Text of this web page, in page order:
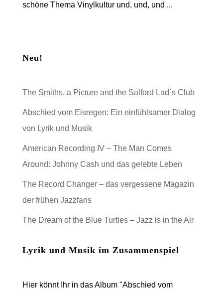
schöne Thema Vinylkultur und, und, und ...
Neu!
The Smiths, a Picture and the Salford Lad´s Club
Abschied vom Eisregen: Ein einfühlsamer Dialog
von Lyrik und Musik
American Recording IV – The Man Comes
Around: Johnny Cash und das gelebte Leben
The Record Changer – das vergessene Magazin
der frühen Jazzfans
The Dream of the Blue Turtles – Jazz is in the Air
Lyrik und Musik im Zusammenspiel
Hier könnt Ihr in das Album "Abschied vom